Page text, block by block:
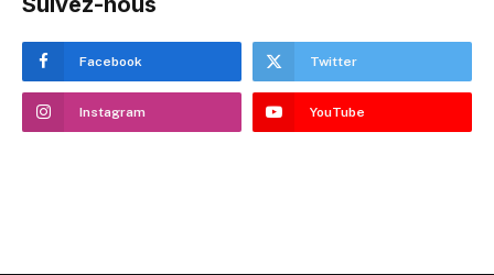
Facebook Twitter
Instagram YouTube